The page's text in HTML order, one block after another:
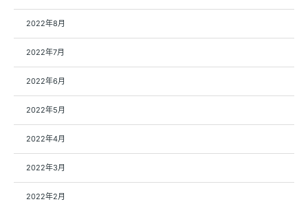
2022年8月
2022年7月
2022年6月
2022年5月
2022年4月
2022年3月
2022年2月